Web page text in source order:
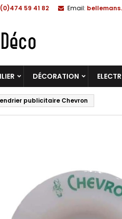
59 41 82 Email:
DÉCORATION
publicitaire Chevron